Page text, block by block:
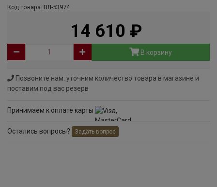
Код товара: ВЛ-53974
14 610
В корзину
Позвоните нам: уточним количество товара в магазине и
поставим под вас резерв
Принимаем к оплате карты
Остались вопросы? Задать вопрос